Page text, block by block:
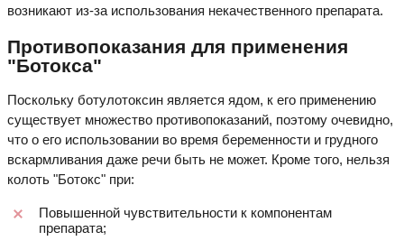
возникают из-за использования некачественного препарата.
Противопоказания для применения
"Ботокса"
Поскольку ботулотоксин является ядом, к его применению
существует множество противопоказаний, поэтому очевидно,
что о его использовании во время беременности и грудного
вскармливания даже речи быть не может. Кроме того, нельзя
колоть "Ботокс" при:
Повышенной чувствительности к компонентам
препарата;